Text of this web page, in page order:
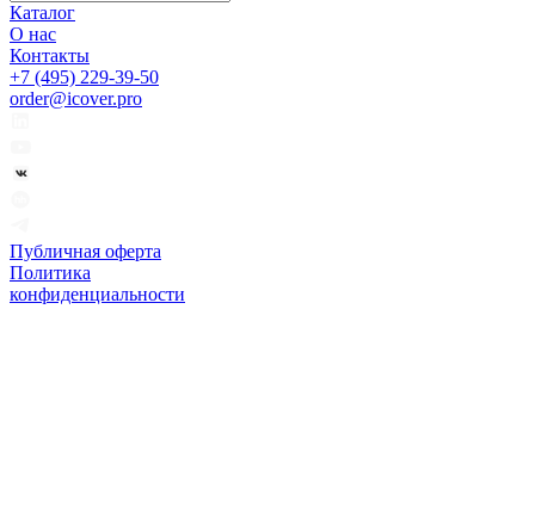
Каталог
О нас
Контакты
+7 (495) 229-39-50
order@icover.pro
Публичная оферта
Политика
конфиденциальности